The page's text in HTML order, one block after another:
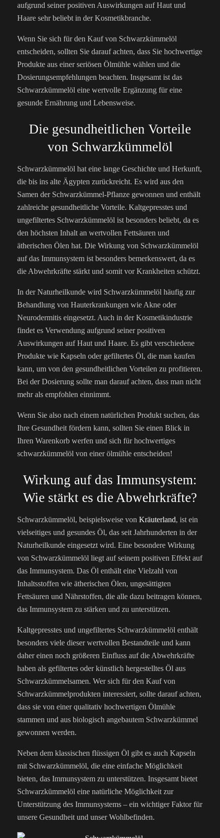
aufgrund seiner positiven Auswirkungen auf Haut und
Haare sehr beliebt in der Kosmetikbranche.
Wenn Sie sich für den Kauf von Schwarzkümmelöl
entscheiden, sollten Sie darauf achten, dass Sie hochwertige
Produkte aus einer seriösen Ölmühle wählen und die
Dosierungsempfehlungen beachten. Insgesamt ist das
Schwarzkümmelöl eine wertvolle Ergänzung für eine
gesunde Ernährung und Lebensweise.
Die gesundheitlichen Vorteile
von Schwarzkümmelöl
Schwarzkümmelöl hat eine lange Geschichte und Herkunft,
die bis ins alte Ägypten zurückreicht. Es wird aus den
Samen der Schwarzkümmel-Pflanze gewonnen und enthält
zahlreiche gesundheitliche Vorteile. Kaltgepresstes und
ungefiltertes Schwarzkümmelöl ist besonders beliebt, da es
den höchsten Inhalt an wertvollen Fettsäuren und
ätherischen Ölen hat. Die Wirkung von Schwarzkümmelöl
auf das Immunsystem ist besonders bemerkenswert, da es
die Abwehrkräfte stärkt und somit vor Krankheiten schützt.
In der Naturheilkunde wird Schwarzkümmelöl häufig zur
Behandlung von Hauterkrankungen wie Akne oder
Neurodermitis eingesetzt. Auch in der Kosmetikindustrie
findet es Verwendung aufgrund seiner positiven
Auswirkungen auf Haut und Haare. Es gibt verschiedene
Produkte wie Kapseln oder gefiltertes Öl, die man kaufen
kann, um von den gesundheitlichen Vorteilen zu profitieren.
Bei der Dosierung sollte man darauf achten, dass man nicht
mehr als empfohlen einnimmt.
Wenn Sie also nach einem natürlichen Produkt suchen, das
Ihre Gesundheit fördern kann, sollten Sie einen Blick in
Ihren Warenkorb werfen und sich für hochwertiges
schwarzkümmelöl von einer ölmühle entscheiden!
Wirkung auf das Immunsystem:
Wie stärkt es die Abwehrkräfte?
Schwarzkümmelöl, beispielsweise von Kräuterland, ist ein
vielseitiges und gesundes Öl, das seit Jahrhunderten in der
Naturheilkunde eingesetzt wird. Eine besondere Wirkung
von Schwarzkümmelöl liegt auf seinem positiven Effekt auf
das Immunsystem. Das Öl enthält eine Vielzahl von
Inhaltsstoffen wie ätherischen Ölen, ungesättigten
Fettsäuren und Nährstoffen, die alle dazu beitragen können,
das Immunsystem zu stärken und zu unterstützen.
Kaltgepresstes und ungefiltertes Schwarzkümmelöl enthält
besonders viele dieser wertvollen Bestandteile und kann
daher einen noch größeren Einfluss auf die Abwehrkräfte
haben als gefiltertes oder künstlich hergestelltes Öl aus
Schwarzkümmelsamen. Wer sich für den Kauf von
Schwarzkümmelprodukten interessiert, sollte darauf achten,
dass sie von einer qualitativ hochwertigen Ölmühle
stammen und aus biologisch angebautem Schwarzkümmel
gewonnen werden.
Neben dem klassischen flüssigen Öl gibt es auch Kapseln
mit Schwarzkümmelöl, die eine einfache Möglichkeit
bieten, das Immunsystem zu unterstützen. Insgesamt bietet
Schwarzkümmelöl eine natürliche Möglichkeit zur
Unterstützung des Immunsystems – ein wichtiger Faktor für
unsere Gesundheit und unser Wohlbefinden.